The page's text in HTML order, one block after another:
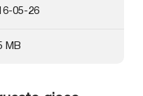
05-26
MB